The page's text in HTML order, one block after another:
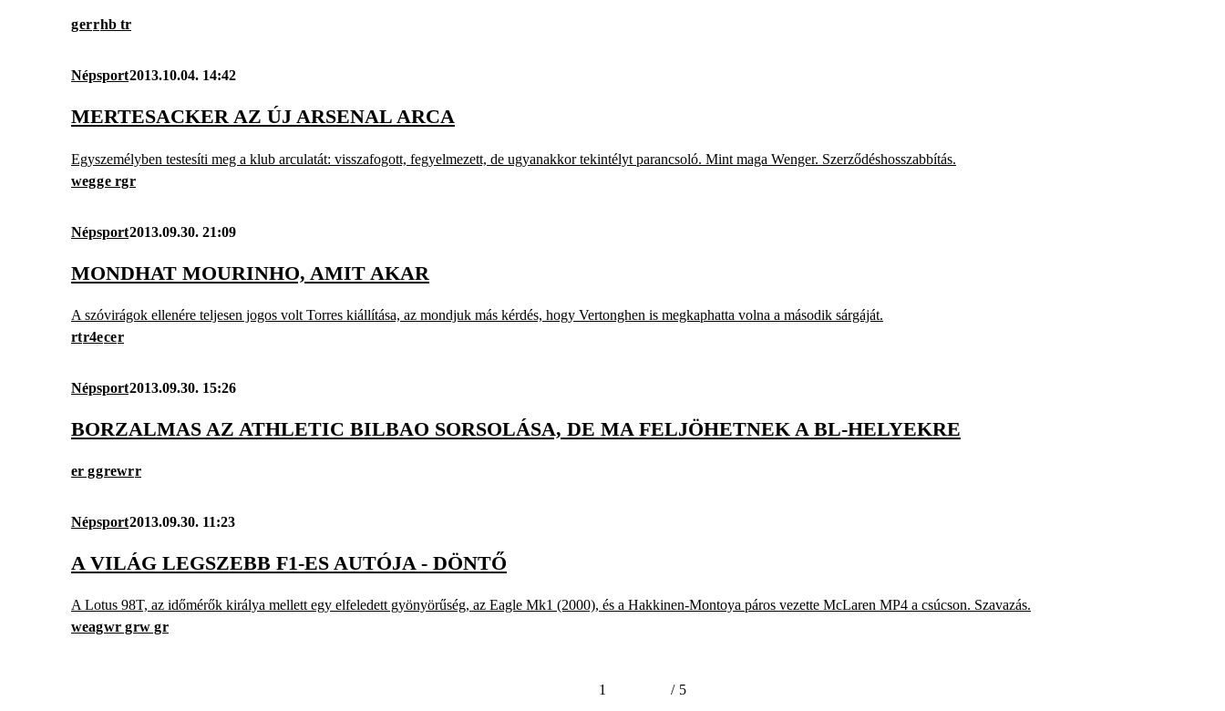
gerrhb tr
Népsport2013.10.04. 14:42
MERTESACKER AZ ÚJ ARSENAL ARCA
Egyszemélyben testesíti meg a klub arculatát: visszafogott, fegyelmezett, de ugyanakkor tekintélyt parancsoló. Mint maga Wenger. Szerződéshosszabbítás.
wegge rgr
Népsport2013.09.30. 21:09
MONDHAT MOURINHO, AMIT AKAR
A szóvirágok ellenére teljesen jogos volt Torres kiállítása, az mondjuk más kérdés, hogy Vertonghen is megkaphatta volna a második sárgáját.
rtr4ecer
Népsport2013.09.30. 15:26
BORZALMAS AZ ATHLETIC BILBAO SORSOLÁSA, DE MA FELJÖHETNEK A BL-HELYEKRE
er ggrewrr
Népsport2013.09.30. 11:23
A VILÁG LEGSZEBB F1-ES AUTÓJA - DÖNTŐ
A Lotus 98T, az időmérők királya mellett egy elfeledett gyönyörűség, az Eagle Mk1 (2000), és a Hakkinen-Montoya páros vezette McLaren MP4 a csúcson. Szavazás.
weagwr grw gr
1 / 5